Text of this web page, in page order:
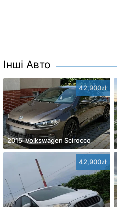
Інші Авто
42,900zł
2015' Volkswagen Scirocco
42,900zł